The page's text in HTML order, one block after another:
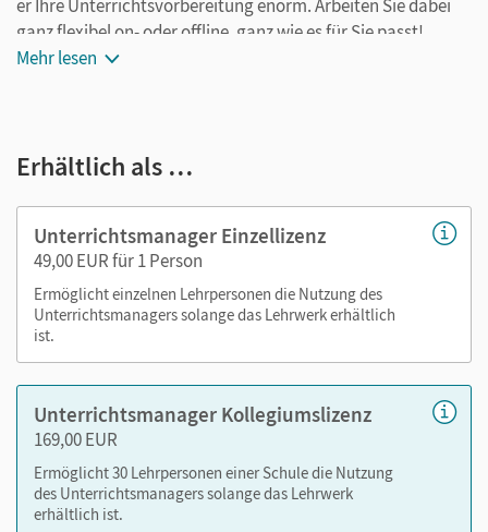
er Ihre Unterrichtsvorbereitung enorm. Arbeiten Sie dabei
ganz flexibel on- oder offline, ganz wie es für Sie passt!
Der Unterrichtsmanager zu
E-Book
Klassenarbeitsvorschläge und Diagnosebogen
Hörverstehensmaterialien (Audio-Dateien mit
Arbeitsblättern)
Materialien für Whiteboard/Beamer
Inklusionsmaterialien (Materialien aus dem Lern- und
Arbeitsheft für den inklusiven Unterricht passgenau
zum Schulbuch)
Nutzen Sie den Unterrichtsmanager auf lernen.cornelsen.de
Mehr lesen
Erhältlich als …
Unterrichtsmanager Einzellizenz
49,00 EUR für 1 Person
Ermöglicht einzelnen Lehrpersonen die Nutzung des
Unterrichtsmanagers solange das Lehrwerk erhältlich
ist.
Unterrichtsmanager Kollegiumslizenz
169,00 EUR
Ermöglicht 30 Lehrpersonen einer Schule die Nutzung
des Unterrichtsmanagers solange das Lehrwerk
erhältlich ist.